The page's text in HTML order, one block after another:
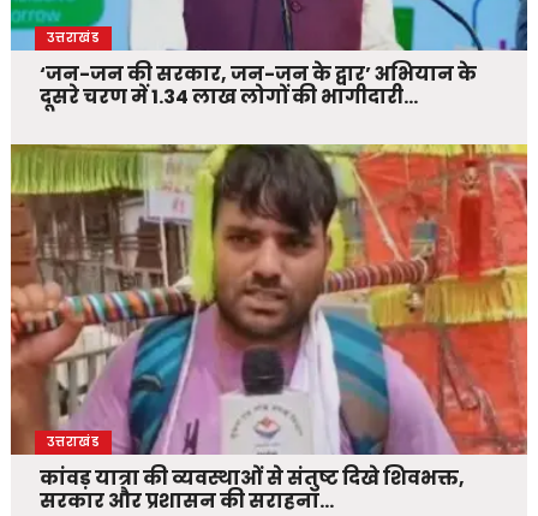
उत्तराखंड
‘जन-जन की सरकार, जन-जन के द्वार’ अभियान के
दूसरे चरण में 1.34 लाख लोगों की भागीदारी…
उत्तराखंड
कांवड़ यात्रा की व्यवस्थाओं से संतुष्ट दिखे शिवभक्त,
सरकार और प्रशासन की सराहना…